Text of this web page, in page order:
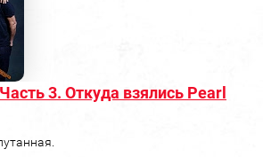
3. Откуда взялись Pearl